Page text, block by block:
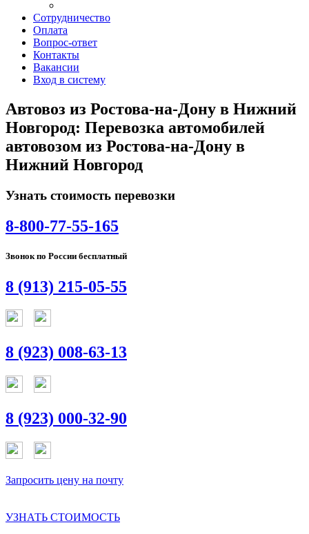
Сотрудничество
Оплата
Вопрос-ответ
Контакты
Вакансии
Вход в систему
Автовоз из Ростова-на-Дону в Нижний
Новгород: Перевозка автомобилей
автовозом из Ростова-на-Дону в
Нижний Новгород
Узнать стоимость перевозки
8-800-77-55-165
Звонок по России бесплатный
8 (913) 215-05-55
8 (923) 008-63-13
8 (923) 000-32-90
Запросить цену на почту
УЗНАТЬ СТОИМОСТЬ